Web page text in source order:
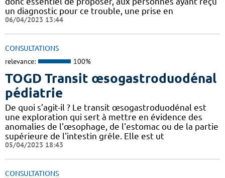
un diagnostic pour ce trouble, une prise en
06/04/2023 13:44
CONSULTATIONS
relevance: 100%
TOGD Transit œsogastroduodénal
pédiatrie
De quoi s’agit-il ? Le transit œsogastroduodénal est
une exploration qui sert à mettre en évidence des
anomalies de l'œsophage, de l'estomac ou de la partie
supérieure de l'intestin grêle. Elle est ut
05/04/2023 18:43
CONSULTATIONS